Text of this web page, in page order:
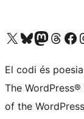
Visiteu el nostre compte X (abans Twitter)
Visiteu el nostre compte de Bluesky
Visiteu el nostre compte
Visiteu el nostre
Visiteu
El codi és
The
of the